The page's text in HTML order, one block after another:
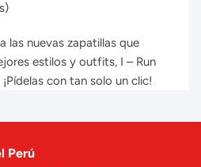
las nuevas zapatillas que
estilos y outfits, I – Run
con tan solo un clic!
Perú